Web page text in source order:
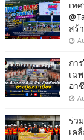
เท
สร้
กา
เฉ
อา
ร่ว
เค